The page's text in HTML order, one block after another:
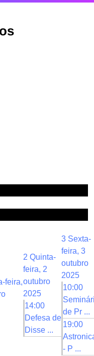
feira,
2 Quinta-
feira, 2
outubro
2025
14:00
Defesa de
Disse ...
3 Sexta-
feira, 3
outubro
2025
10:00
de Pr ...
19:00
- P ...